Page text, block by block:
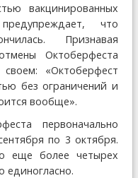
вакцинированных
что
Признавая
Октоберфеста
«Октоберфест
без ограничений и
вообще».
первоначально
по 3 октября.
еще более четырех
единогласно.